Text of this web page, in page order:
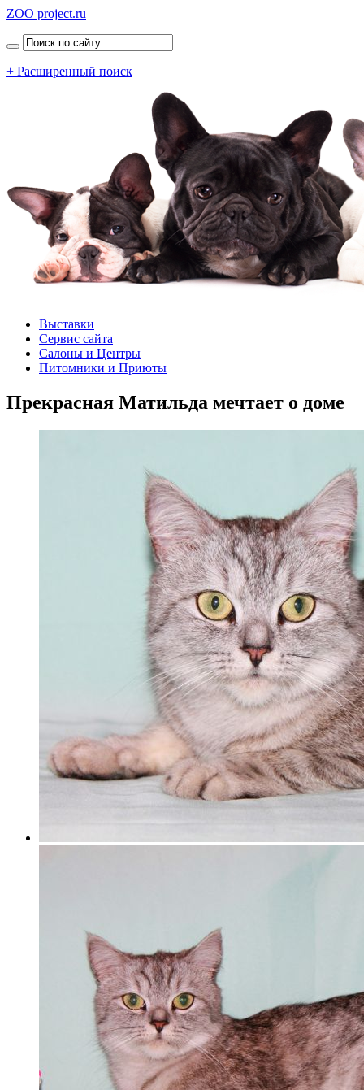
ZOO project.ru
+ Расширенный поиск
Выставки
Сервис сайта
Салоны и Центры
Питомники и Приюты
Прекрасная Матильда мечтает о доме